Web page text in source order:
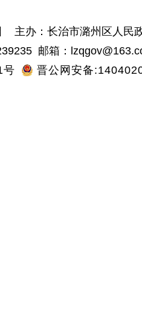
主办：长治市潞州区人民
邮箱：
号
晋公网安备